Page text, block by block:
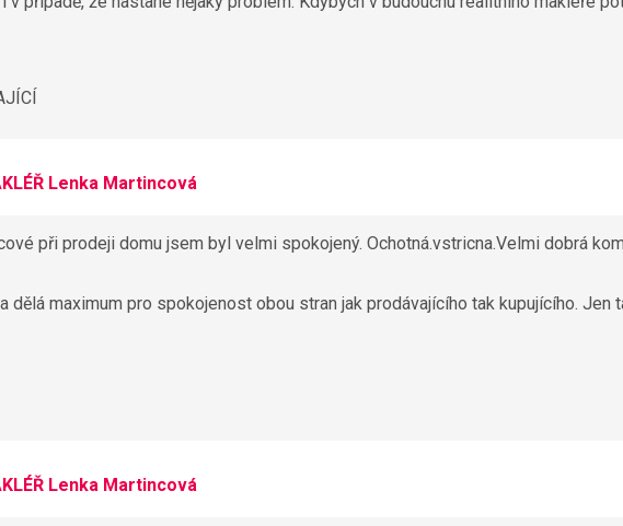
Lenka Martincová
při prodeji domu jsem byl velmi spokojený. Ochotná.vstricna.Velmi dobrá
dělá maximum pro spokojenost obou stran jak prodávajícího tak kupujícího. Jen
Lenka Martincová